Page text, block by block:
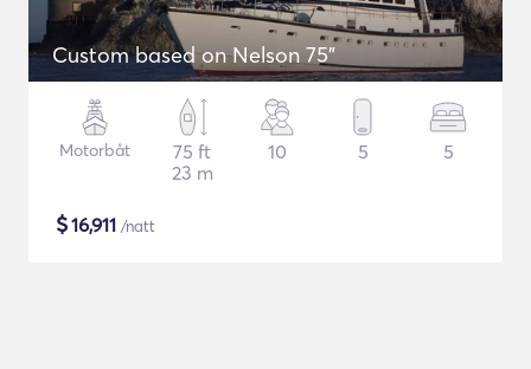
Custom based on Nelson 75"
Motorbåt
75 ft
23 m
10 5 5
$16,911 /natt